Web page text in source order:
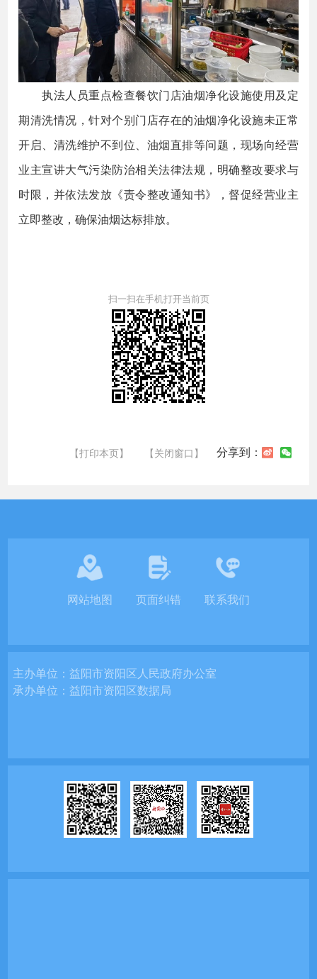
执法人员重点检查餐饮门店油烟净化设施使用及定
期清洗情况，针对个别门店存在的油烟净化设施未正常
开启、清洗维护不到位、油烟直排等问题，现场向经营
业主宣讲大气污染防治相关法律法规，明确整改要求与
时限，并依法发放《责令整改通知书》，督促经营业主
立即整改，确保油烟达标排放。
扫一扫在手机打开当前页
【打印本页】 【关闭窗口】 分享到：
网站地图 页面纠错 联系我们
主办单位：益阳市资阳区人民政府办公室
承办单位：益阳市资阳区数据局